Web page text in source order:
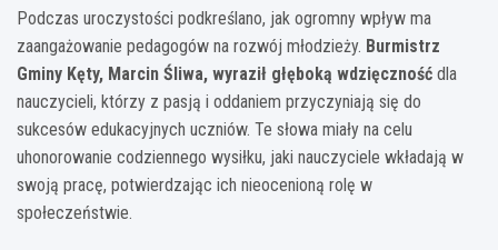
Podczas uroczystości podkreślano, jak ogromny wpływ ma
zaangażowanie pedagogów na rozwój młodzieży. Burmistrz
Gminy Kęty, Marcin Śliwa, wyraził głęboką wdzięczność dla
nauczycieli, którzy z pasją i oddaniem przyczyniają się do
sukcesów edukacyjnych uczniów. Te słowa miały na celu
uhonorowanie codziennego wysiłku, jaki nauczyciele wkładają w
swoją pracę, potwierdzając ich nieocenioną rolę w
społeczeństwie.